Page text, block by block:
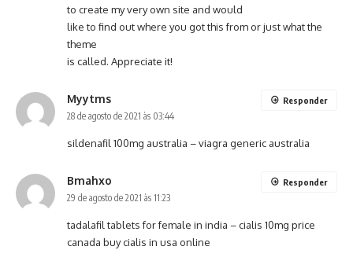
to create my very own site and would
like to find out where you got this from or just what the
theme
is called. Appreciate it!
Myytms
28 de agosto de 2021 às 03:44
sildenafil 100mg australia – viagra generic australia
Responder
Bmahxo
29 de agosto de 2021 às 11:23
tadalafil tablets for female in india – cialis 10mg price
canada buy cialis in usa online
Responder